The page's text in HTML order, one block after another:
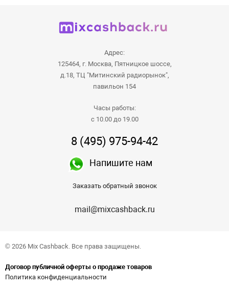
Адрес:
125464, г. Москва, Пятницкое шоссе,
д.18, ТЦ "Митинский радиорынок",
павильон 154
Часы работы:
с 10.00 до 19.00
8 (495) 975-94-42
Напишите нам
Заказать обратный звонок
mail@mixcashback.ru
© 2026 Mix Cashback. Все права защищены.
Договор публичной оферты о продаже товаров
Политика конфиденциальности